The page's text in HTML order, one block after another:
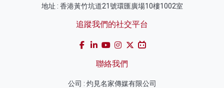
地址 : 香港黃竹坑道21號環匯廣場10樓1002室
追蹤我們的社交平台
聯絡我們
公司 : 灼見名家傳媒有限公司